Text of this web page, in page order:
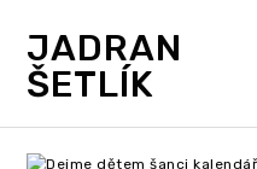
JADRAN
ŠETLÍK